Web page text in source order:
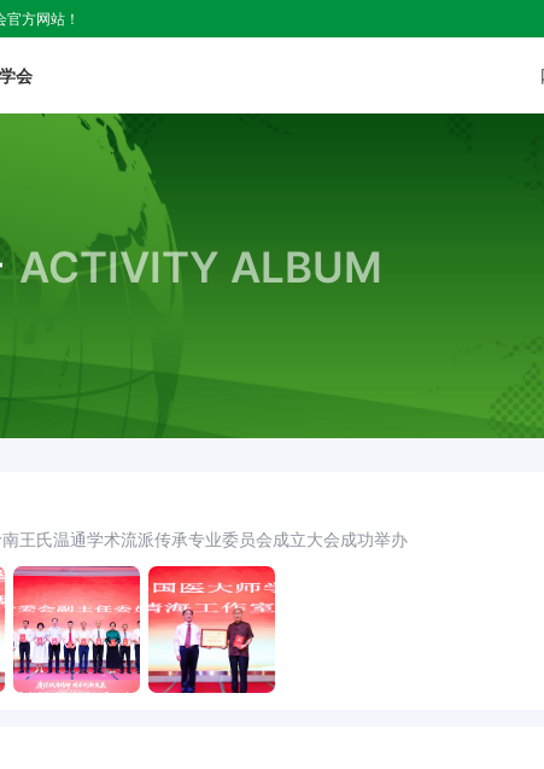
方网站！
会
ACTIVITY ALBUM
王氏温通学术流派传承专业委员会成立大会成功举办